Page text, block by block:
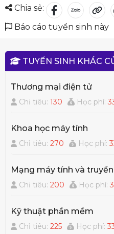
dự án, lên kế hoạch và
phát triển các ứng dụng
trình viên phát triển các
xuất, gia công phần
làm việc tại các công ty
cán bộ nghiên cứu khoa
nghệ thông tin ở các
Chia sẻ:
Báo cáo tuyển sinh này
TUYỂN SINH KHÁC
Thương mại điện tử
Chỉ tiêu:130 Học phí:
Khoa học máy tính
Chỉ tiêu:270 Học phí:
Mạng máy tính và
Chỉ tiêu:200 Học phí:
Kỹ thuật phần mềm
Chỉ tiêu:225 Học phí: